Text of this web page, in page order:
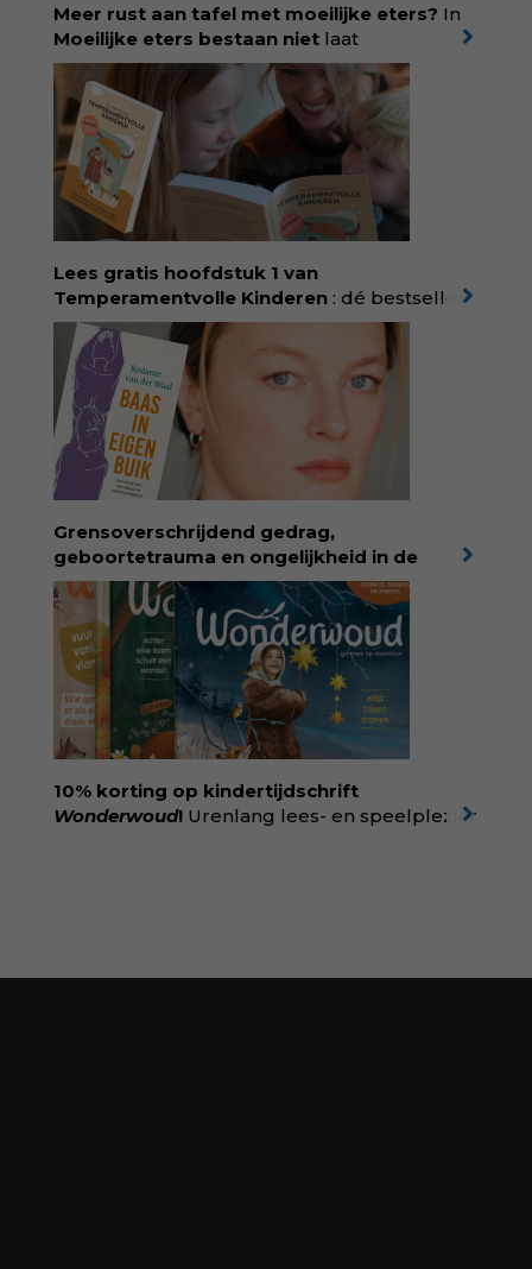
Meer rust aan tafel met moeilijke eters? In
Moeilijke eters bestaan niet laat
kinderdiëtist en lactatiekundigeRolinde
Demeyer
zien wat er schuilgaat achter
eetgedrag dat ouders zorgen baart. Met
aandacht voor ontwikkeling,
neurodivergentie en medische oorzaken
helpt ze hardnekkige misverstanden los te
laten en maakt ze van eten weer een
moment van verbinding. Bestel via je lokale
boekhandel! Lees meer over Rolinde via
kiind.nl/rolinde
Lees gratis hoofdstuk 1 van
Temperamentvolle Kinderen : dé bestseller
van pedagoog Eva Bronsveld. In het boek
Temperamentvolle kinderen vind je 25 jaar
aan kennis en ervaring. Met ruim 50.000
verkochte exemplaren met recht een
bestseller, waarmee Eva veel gezinnen heeft
kunnen helpen. Ze schrijft met een
liefdevolle kijk op kinderen en veel begrip
voor ouders. Download het hoofdstuk gratis
via:
evabronsveld.plugandpay.nl/r?
id=ZcYxEBJH
Grensoverschrijdend gedrag,
geboortetrauma en ongelijkheid in de
geboortezorg:in Baas in eigen buik verbindt
filosoof en vroedvrouw Rodante van der Waal
persoonlijke ervaringen aan structureel
onrecht en introduceert ze reproductieve
rechtvaardigheid als een collectieve, radicale
praktijk van zorg. Voor iedereen die wil
begrijpen wat er speelt rond vruchtbaarheid
en geboorte. Koop het boek via
singeluitgeverijen.nl/nijgh-van-
ditmar/boek/baas-in-eigen-buik
10% korting op kindertijdschrift
Wonderwoud! Urenlang lees- en speelplezier